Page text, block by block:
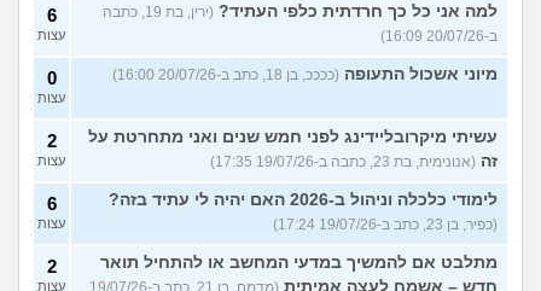
למה אני כל כך חרדתית כלפי העתיד?
(ירין, בת 19, כתבה
ב-20/07/26 16:09)
6
עצות
מיוני אשכול התעופה (ככככ, בן 18, כתב ב-20/07/26 16:00) 0
עצות
עשיתי מיקרובליידינג לפני חמש שנים ואני מתחרטת על
זה (אנונימית, בת 23, כתבה ב-19/07/26 17:35)
2
עצות
לימודי כלכלה וניהול ב-2026 האם יהיה לי עתיד בזה?
(כפיר, בן 23, כתב ב-19/07/26 17:24)
6
עצות
מתלבט אם להמשיך במדעי המחשב או להתחיל תואר
חדש – אשמח לעצה אמיתית
2
עצות